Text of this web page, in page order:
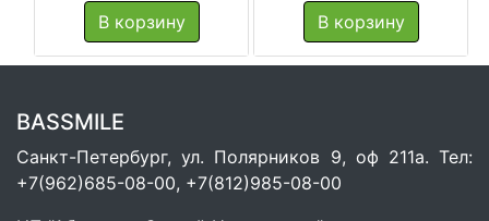
составляла
₽12,000.00.
₽10,000.00.
В корзину
составляла
₽300.00.
В корзину
BASSMILE
Санкт-Петербург, ул. Полярников 9, оф 211а. Тел:
+7(962)685-08-00, +7(812)985-08-00